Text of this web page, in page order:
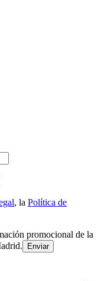
, la Política de
promocional de la